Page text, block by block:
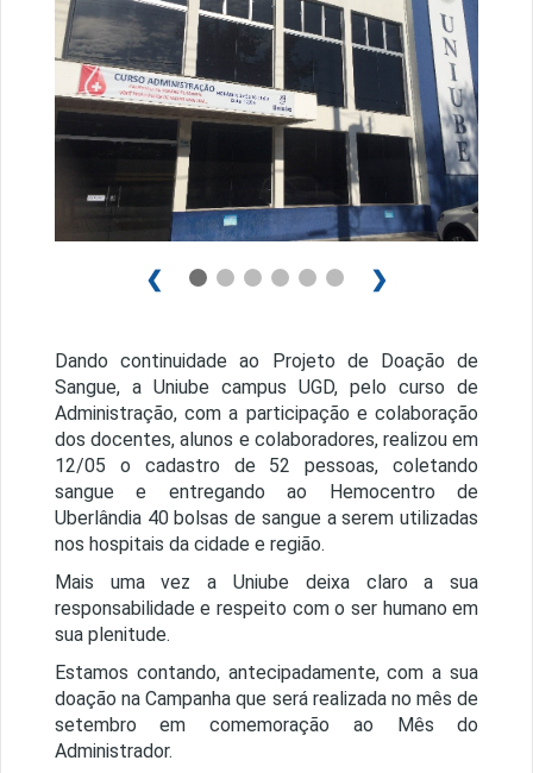
❮ ❯
Dando continuidade ao Projeto de Doação de
Sangue, a Uniube campus UGD, pelo curso de
Administração, com a participação e colaboração
dos docentes, alunos e colaboradores, realizou em
12/05 o cadastro de 52 pessoas, coletando
sangue e entregando ao Hemocentro de
Uberlândia 40 bolsas de sangue a serem utilizadas
nos hospitais da cidade e região.
Mais uma vez a Uniube deixa claro a sua
responsabilidade e respeito com o ser humano em
sua plenitude.
Estamos contando, antecipadamente, com a sua
doação na Campanha que será realizada no mês de
setembro em comemoração ao Mês do
Administrador.